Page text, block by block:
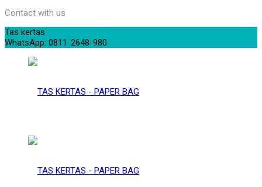
Contact with us
Tas kertas
WhatsApp: 0811-2648-980